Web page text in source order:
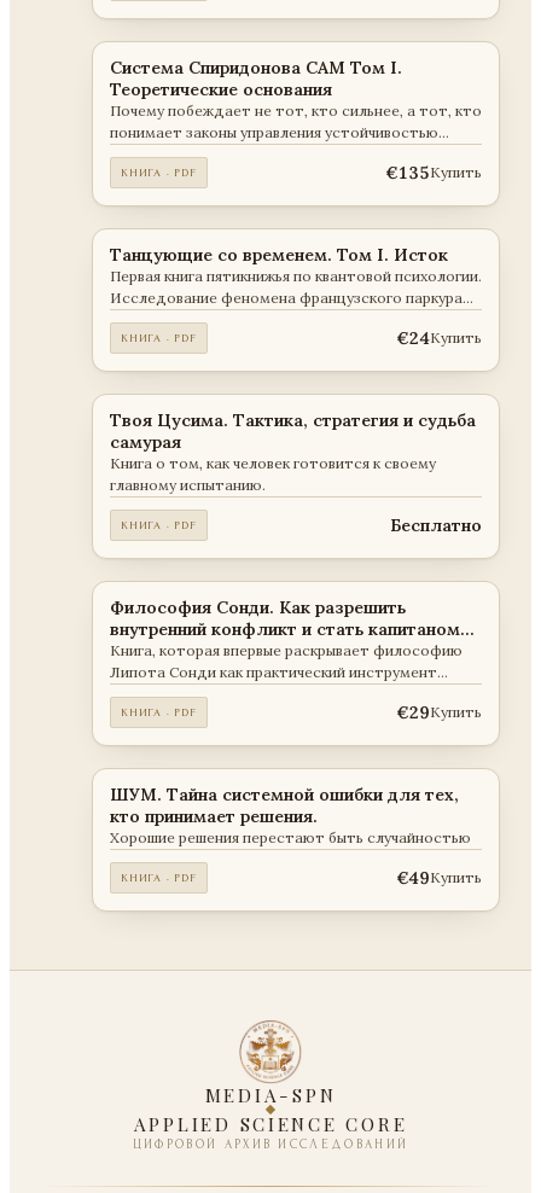
Система Спиридонова САМ Том I.
Теоретические основания
Почему побеждает не тот, кто сильнее, а тот, кто
понимает законы управления устойчивостью
человека и среды?
КНИГА · PDF €135Купить
Танцующие со временем. Том I. Исток
Первая книга пятикнижья по квантовой психологии.
Исследование феномена французского паркура
как модели навигации человека в пространстве
среды, выбора и судьбы.
КНИГА · PDF €24Купить
Твоя Цусима. Тактика, стратегия и судьба
самурая
Книга о том, как человек готовится к своему
главному испытанию.
КНИГА · PDF Бесплатно
Философия Сонди. Как разрешить
внутренний конфликт и стать капитаном
собственной судьбы
Книга, которая впервые раскрывает философию
Липота Сонди как практический инструмент
разрешения внутреннего конфликта человека и
осознанного управления собственной судьбой.
КНИГА · PDF €29Купить
ШУМ. Тайна системной ошибки для тех,
кто принимает решения.
Хорошие решения перестают быть случайностью
КНИГА · PDF €49Купить
MEDIA-SPN
APPLIED SCIENCE CORE
ЦИФРОВОЙ АРХИВ ИССЛЕДОВАНИЙ